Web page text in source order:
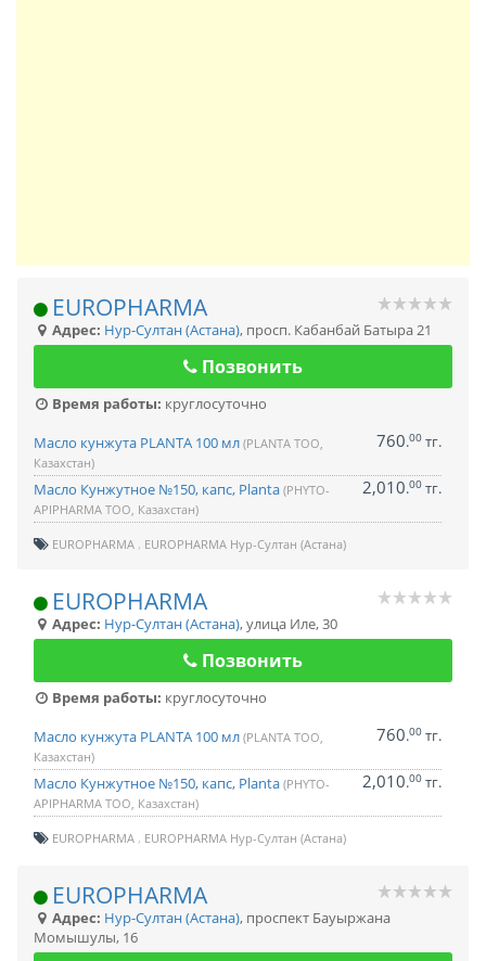
EUROPHARMA
Адрес: Нур-Султан (Астана), просп. Кабанбай Батыра 21
Позвонить
Время работы: круглосуточно
Масло кунжута PLANTA 100 мл (PLANTA ТОО,
Казахстан)
760.00 тг.
Масло Кунжутное №150, капс, Planta (PHYTO-
APIPHARMA ТОО, Казахстан)
2,010.00 тг.
EUROPHARMA EUROPHARMA Нур-Султан (Астана)
EUROPHARMA
Адрес: Нур-Султан (Астана),улица Иле, 30
Позвонить
Время работы: круглосуточно
Масло кунжута PLANTA 100 мл (PLANTA ТОО,
Казахстан)
760.00 тг.
Масло Кунжутное №150, капс, Planta (PHYTO-
APIPHARMA ТОО, Казахстан)
2,010.00 тг.
EUROPHARMA EUROPHARMA Нур-Султан (Астана)
EUROPHARMA
Адрес: Нур-Султан (Астана), проспект Бауыржана
Момышулы, 16